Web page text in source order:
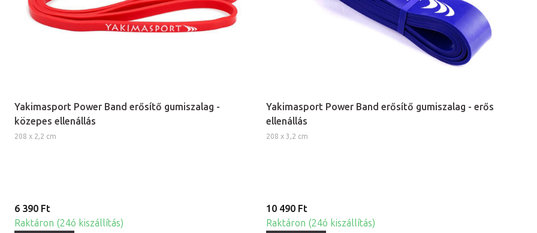
Yakimasport Power Band erősítő gumiszalag -
közepes ellenállás
208 x 2,2 cm
6 390 Ft
Raktáron (24ó kiszállítás)
Yakimasport Power Band erősítő gumiszalag - erős
ellenállás
208 x 3,2 cm
10 490 Ft
Raktáron (24ó kiszállítás)